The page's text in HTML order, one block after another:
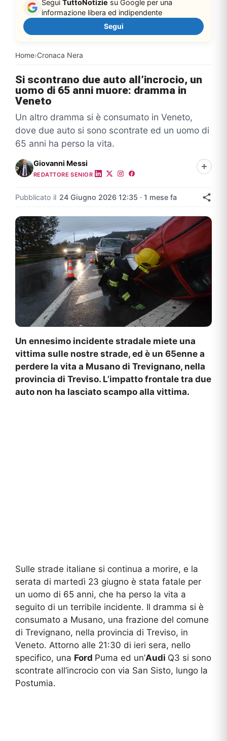
Home›Cronaca Nera
Segui TuttoNotizie su Google per una
informazione libera ed indipendente
Segui
Si scontrano due auto all’incrocio, un
uomo di 65 anni muore: dramma in
Veneto
Un altro dramma si è consumato in Veneto,
dove due auto si sono scontrate ed un uomo di
65 anni ha perso la vita.
Giovanni Messi
REDATTORE SENIOR
Pubblicato il 24 Giugno 2026 12:35 · 1 mese fa
Un ennesimo incidente stradale miete una
vittima sulle nostre strade, ed è un 65enne a
perdere la vita a Musano di Trevignano, nella
provincia di Treviso. L’impatto frontale tra due
auto non ha lasciato scampo alla vittima.
Sulle strade italiane si continua a morire, e la
serata di martedì 23 giugno è stata fatale per
un uomo di 65 anni, che ha perso la vita a
seguito di un terribile incidente. Il dramma si è
consumato a Musano, una frazione del comune
di Trevignano, nella provincia di Treviso, in
Veneto. Attorno alle 21:30 di ieri sera, nello
specifico, una Ford Puma ed un’Audi Q3 si sono
scontrate all’incrocio con via San Sisto, lungo la
Postumia.